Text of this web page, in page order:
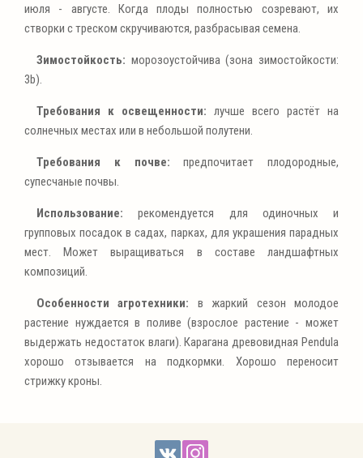
июля - августе. Когда плоды полностью созревают, их
створки с треском скручиваются, разбрасывая семена.
Зимостойкость: морозоустойчива (зона зимостойкости:
3b).
Требования к освещенности: лучше всего растёт на
солнечных местах или в небольшой полутени.
Требования к почве: предпочитает плодородные,
супесчаные почвы.
Использование: рекомендуется для одиночных и
групповых посадок в садах, парках, для украшения парадных
мест. Может выращиваться в составе ландшафтных
композиций.
Особенности агротехники: в жаркий сезон молодое
растение нуждается в поливе (взрослое растение - может
выдержать недостаток влаги). Карагана древовидная Pendula
хорошо отзывается на подкормки. Хорошо переносит
стрижку кроны.